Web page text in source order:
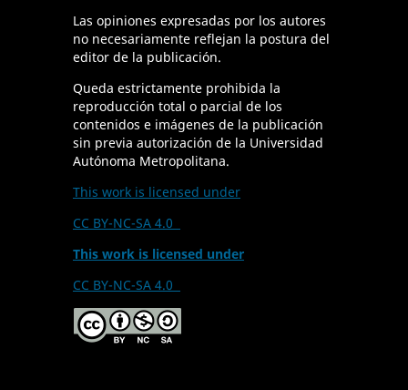
Las opiniones expresadas por los autores
no necesariamente reflejan la postura del
editor de la publicación.
Queda estrictamente prohibida la
reproducción total o parcial de los
contenidos e imágenes de la publicación
sin previa autorización de la Universidad
Autónoma Metropolitana.
This work is licensed under
CC BY-NC-SA 4.0
This work is licensed under
CC BY-NC-SA 4.0